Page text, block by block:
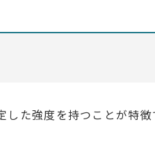
た強度を持つことが特徴